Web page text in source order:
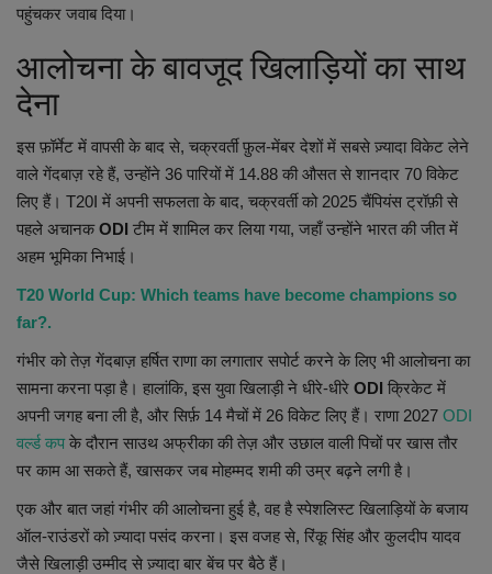
पहुंचकर जवाब दिया।
आलोचना के बावजूद खिलाड़ियों का साथ
देना
इस फ़ॉर्मेट में वापसी के बाद से, चक्रवर्ती फ़ुल-मेंबर देशों में सबसे ज़्यादा विकेट लेने
वाले गेंदबाज़ रहे हैं, उन्होंने 36 पारियों में 14.88 की औसत से शानदार 70 विकेट
लिए हैं। T20I में अपनी सफलता के बाद, चक्रवर्ती को 2025 चैंपियंस ट्रॉफ़ी से
पहले अचानकODI टीम में शामिल कर लिया गया, जहाँ उन्होंने भारत की जीत में
अहम भूमिका निभाई।
T20 World Cup: Which teams have become champions so
far?.
गंभीर को तेज़ गेंदबाज़ हर्षित राणा का लगातार सपोर्ट करने के लिए भी आलोचना का
सामना करना पड़ा है। हालांकि, इस युवा खिलाड़ी ने धीरे-धीरे ODI क्रिकेट में
अपनी जगह बना ली है, और सिर्फ़ 14 मैचों में 26 विकेट लिए हैं। राणा 2027 ODI
वर्ल्ड कपके दौरान साउथ अफ्रीका की तेज़ और उछाल वाली पिचों पर खास तौर
पर काम आ सकते हैं, खासकर जब मोहम्मद शमी की उम्र बढ़ने लगी है।
एक और बात जहां गंभीर की आलोचना हुई है, वह है स्पेशलिस्ट खिलाड़ियों के बजाय
ऑल-राउंडरों को ज़्यादा पसंद करना। इस वजह से, रिंकू सिंह और कुलदीप यादव
जैसे खिलाड़ी उम्मीद से ज़्यादा बार बेंच पर बैठे हैं।